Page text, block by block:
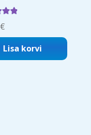
€
Lisa korvi